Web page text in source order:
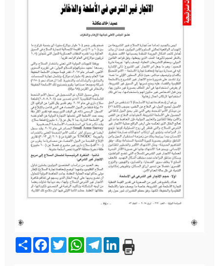
Share
FacebookTwitter
WhatsApp
Telegram
LinkedIn